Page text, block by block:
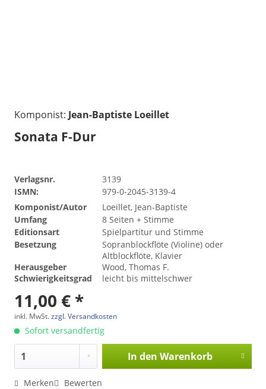
Komponist: Jean-Baptiste Loeillet
Sonata F-Dur
Verlagsnr.
3139
ISMN:
979-0-2045-3139-4
Komponist/Autor
Loeillet, Jean-Baptiste
Umfang
8 Seiten + Stimme
Editionsart
Spielpartitur und Stimme
Besetzung
Sopranblockflöte (Violine) oder
Altblockflöte, Klavier
Herausgeber
Wood, Thomas F.
Schwierigkeitsgrad
leicht bis mittelschwer
11,00 € *
inkl. MwSt.zzgl. Versandkosten
Sofort versandfertig
In den Warenkorb
Merken Bewerten